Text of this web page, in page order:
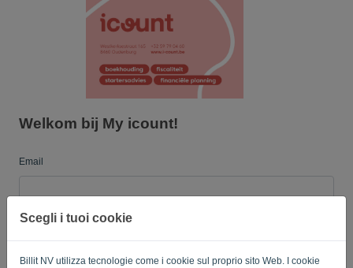
Scegli i tuoi cookie
Billit NV utilizza tecnologie come i cookie sul proprio sito Web. I cookie
Welkom bij My icount!
Email
Password